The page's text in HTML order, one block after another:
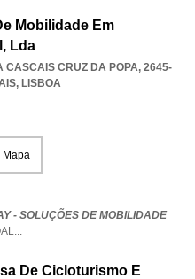
Mobilidade Em
Lda
CASCAIS CRUZ DA POPA, 2645-
, LISBOA
Mapa
- SOLUÇÕES DE MOBILIDADE
...
De Cicloturismo E